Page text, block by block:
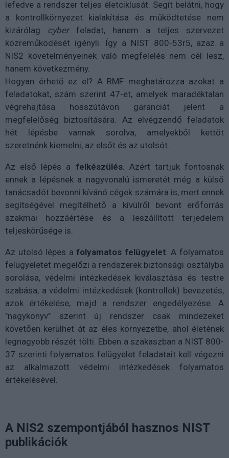
lefedve a rendszer teljes életciklusát. Segít belátni, hogy
a kontrollkörnyezet kialakítása és működtetése nem
kizárólag cyberfeladat, hanem a teljes szervezet
közreműködését igényli. Így a NIST 800-53r5, azaz a
NIS2 követelményeinek való megfelelés nem cél lesz,
hanem következmény.
Hogyan érhető ez el? A RMF meghatározza azokat a
feladatokat, szám szerint 47-et, amelyek maradéktalan
végrehajtása hosszútávon garanciát jelent a
megfelelőség biztosítására. Az elvégzendő feladatok
hét lépésbe vannak sorolva, amelyekből kettőt
szeretnénk kiemelni, az elsőt és az utolsót.
Az első lépés a felkészülés. Azért tartjuk fontosnak
ennek a lépésnek a nagyvonalú ismeretét még a külső
tanácsadót bevonni kívánó cégek számára is, mert ennek
segítségével megítélhető a kívülről bevont erőforrás
szakmai hozzáértése és a leszállított terjedelem
teljeskörűsége is.
Az utolsó lépes afolyamatos felügyelet . A folyamatos
felügyeletet megelőzi a rendszerek biztonsági osztályba
sorolása, védelmi intézkedések kiválasztása és testre
szabása, a védelmi intézkedések (kontrollok) bevezetés,
azok értékelése, majd a rendszer engedélyezése. A
"nagykönyv" szerint új rendszer csak mindezeket
követően kerülhet át az éles környezetbe, ahol életének
legnagyobb részét tölti. Ebben a szakaszban a NIST 800-
37 szerinti folyamatos felügyelet feladatait kell végezni
az alkalmazott védelmi intézkedések folyamatos
értékelésével.
A NIS2 szempontjából hasznos NIST
publikációk